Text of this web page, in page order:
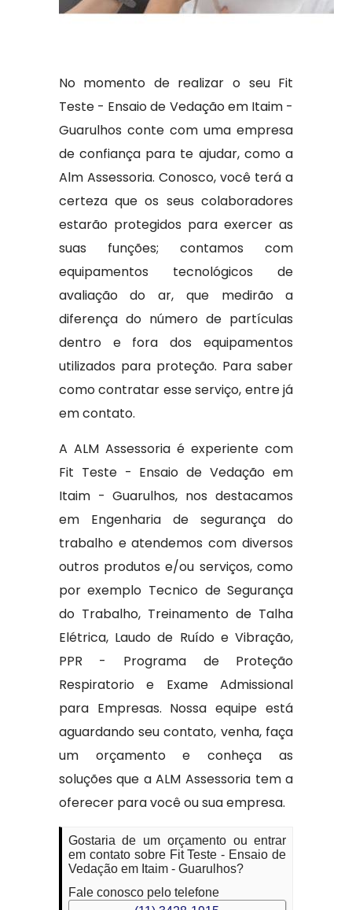
No momento de realizar o seu Fit
Teste - Ensaio de Vedação em Itaim -
Guarulhos conte com uma empresa
de confiança para te ajudar, como a
Alm Assessoria. Conosco, você terá a
certeza que os seus colaboradores
estarão protegidos para exercer as
suas funções; contamos com
equipamentos tecnológicos de
avaliação do ar, que medirão a
diferença do número de partículas
dentro e fora dos equipamentos
utilizados para proteção. Para saber
como contratar esse serviço, entre já
em contato.
A ALM Assessoria é experiente com
Fit Teste - Ensaio de Vedação em
Itaim - Guarulhos, nos destacamos
em Engenharia de segurança do
trabalho e atendemos com diversos
outros produtos e/ou serviços, como
por exemplo Tecnico de Segurança
do Trabalho, Treinamento de Talha
Elétrica, Laudo de Ruído e Vibração,
PPR - Programa de Proteção
Respiratorio e Exame Admissional
para Empresas. Nossa equipe está
aguardando seu contato, venha, faça
um orçamento e conheça as
soluções que a ALM Assessoria tem a
oferecer para você ou sua empresa.
Gostaria de um orçamento ou entrar
em contato sobre Fit Teste - Ensaio de
Vedação em Itaim - Guarulhos?
Fale conosco pelo telefone